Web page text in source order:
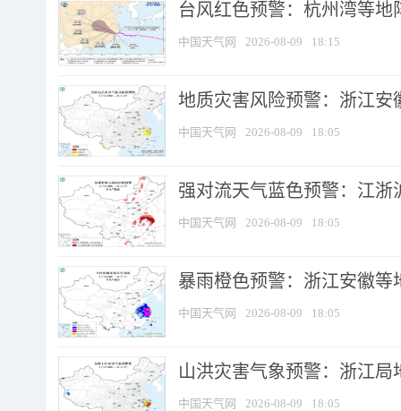
台风红色预警：杭州湾等地
中国天气网 2026-08-09 18:15
地质灾害风险预警：浙江安
中国天气网 2026-08-09 18:05
强对流天气蓝色预警：江浙
中国天气网 2026-08-09 18:05
暴雨橙色预警：浙江安徽等
中国天气网 2026-08-09 18:05
山洪灾害气象预警：浙江
中国天气网 2026-08-09 18:05